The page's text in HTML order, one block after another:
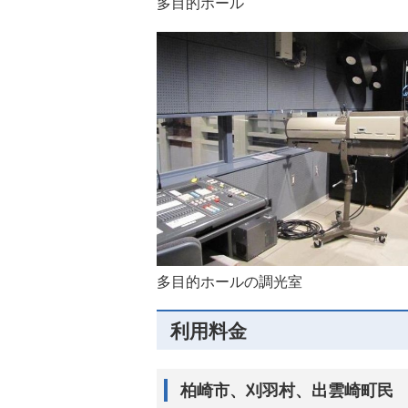
多目的ホールの調光室
利用料金
柏崎市、刈羽村、出雲崎町民